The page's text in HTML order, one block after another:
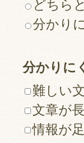
どちら
分かり
分かりに
難しい
文章が
情報が